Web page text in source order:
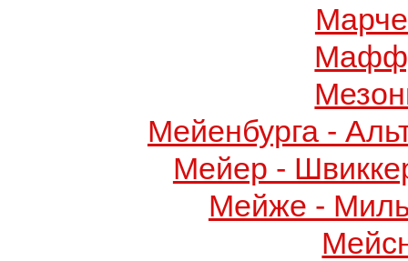
Мейенбурга -
Мейер -
Мейже -